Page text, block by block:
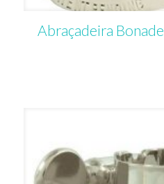
Abraçadeira Bonade